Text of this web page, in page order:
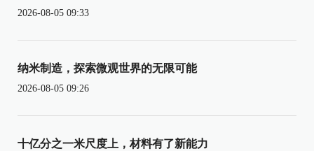
2026-08-05 09:33
纳米制造，探索微观世界的无限可能
2026-08-05 09:26
十亿分之一米尺度上，材料有了新能力